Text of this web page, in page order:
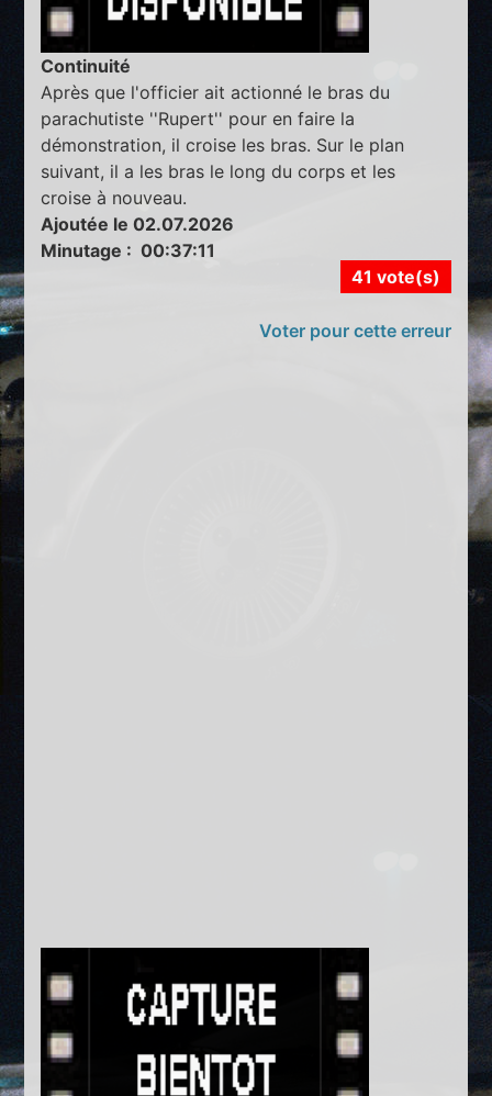
Continuité
Après que l'officier ait actionné le bras du
parachutiste ''Rupert'' pour en faire la
démonstration, il croise les bras. Sur le plan
suivant, il a les bras le long du corps et les
croise à nouveau.
Ajoutée le 02.07.2026
Minutage : 00:37:11
41 vote(s)
Voter pour cette erreur